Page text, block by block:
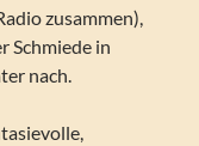
zusammen),
Schmiede in
nach.